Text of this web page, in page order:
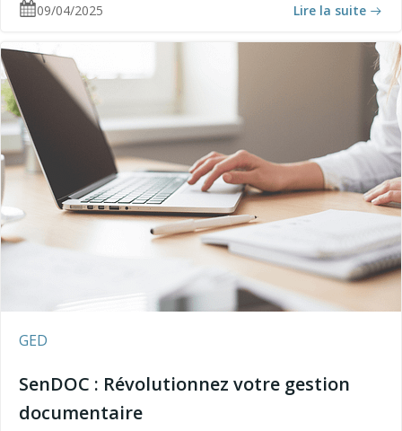
09/04/2025 Lire la suite
GED
SenDOC : Révolutionnez votre gestion
documentaire